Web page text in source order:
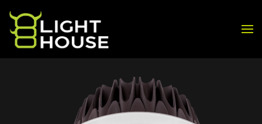
Skip to main content